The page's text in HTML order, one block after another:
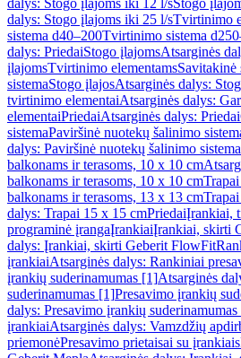
dalys: Stogo įlajoms iki 12 l/sStogo
dalys: Stogo įlajoms iki 25 l/sTvirtinimo
sistema d40–200Tvirtinimo sistema
dalys: PriedaiStogo įlajomsAtsarginės
įlajomsTvirtinimo elementamsSavitakinė
sistemaStogo įlajosAtsarginės dalys:
tvirtinimo elementaiAtsarginės dalys:
elementaiPriedaiAtsarginės dalys: Priedai
sistemaPaviršinė nuotekų šalinimo
dalys: Paviršinė nuotekų šalinimo
balkonams ir terasoms, 10 x 10 cm
balkonams ir terasoms, 10 x 10 cm
balkonams ir terasoms, 13 x 13 cm
dalys: Trapai 15 x 15 cmPriedaiĮrankiai,
programinė įrangaĮrankiaiĮrankiai, skirti
dalys: Įrankiai, skirti Geberit FlowFit
įrankiaiAtsarginės dalys: Rankiniai
įrankių suderinamumas [1]Atsarginės
suderinamumas [1]Presavimo įrankių
dalys: Presavimo įrankių
įrankiaiAtsarginės dalys: Vamzdžių
priemonėPresavimo prietaisai su įrankiais